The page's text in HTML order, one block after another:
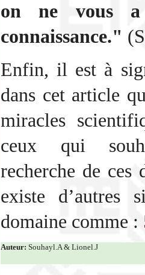
on ne vous
connaissance."
Enfin, il est à
dans cet article
miracles
ceux qui
recherche de ces
existe d’autres
domaine comme :
Auteur: Souhayl.A & Lionel.J